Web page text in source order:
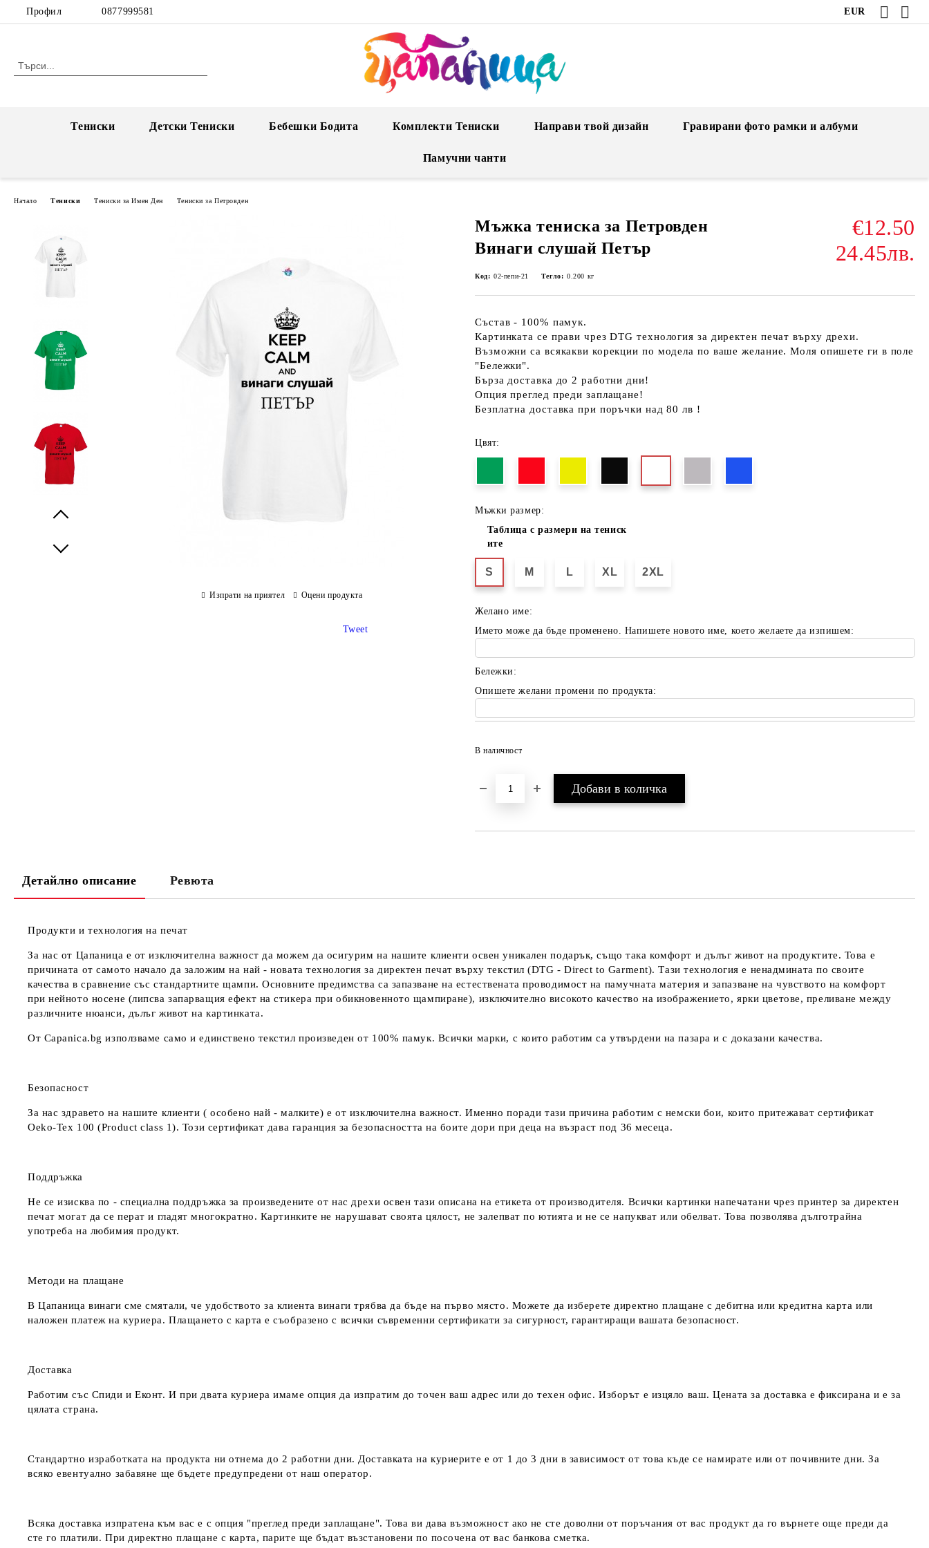
Профил 0877999581 EUR
Тениски Детски Тениски Бебешки Бодита Комплекти Тениски Направи твой дизайн Гравирани фото рамки и албуми
Памучни чанти
Начало Тениски Тениски за Имен Ден Тениски за Петровден
Мъжка тениска за Петровден
Винаги слушай Петър
€12.50
24.45лв.
Код: 02-пепи-21 Тегло: 0.200 кг
Състав - 100% памук.
Картинката се прави чрез DTG технология за директен печат върху дрехи.
Възможни са всякакви корекции по модела по ваше желание. Моля опишете ги в поле
"Бележки".
Бърза доставка до 2 работни дни!
Опция преглед преди заплащане!
Безплатна доставка при поръчки над 80 лв !
Цвят:
Мъжки размер:
Таблица с размери на тениск
ите
S M L XL 2XL
Желано име:
Името може да бъде променено. Напишете новото име, което желаете да изпишем:
Бележки:
Опишете желани промени по продукта:
В наличност
Изпрати на приятел Оцени продукта
Tweet
Детайлно описание Ревюта
Продукти и технология на печат
За нас от Цапаница е от изключителна важност да можем да осигурим на нашите клиенти освен уникален подарък, също така комфорт и дълъг живот на продуктите. Това е
причината от самото начало да заложим на най - новата технология за директен печат върху текстил (DTG - Direct to Garment). Тази технология е ненадмината по своите
качества в сравнение със стандартните щампи. Основните предимства са запазване на естествената проводимост на памучната материя и запазване на чувството на комфорт
при нейното носене (липсва запарващия ефект на стикера при обикновенното щампиране), изключително високото качество на изображението, ярки цветове, преливане между
различните нюанси, дълъг живот на картинката.
От Capanica.bg използваме само и единствено текстил произведен от 100% памук. Всички марки, с които работим са утвърдени на пазара и с доказани качества.
Безопасност
За нас здравето на нашите клиенти ( особено най - малките) е от изключителна важност. Именно поради тази причина работим с немски бои, които притежават сертификат
Oeko-Tex 100 (Product class 1). Този сертификат дава гаранция за безопасността на боите дори при деца на възраст под 36 месеца.
Поддръжка
Не се изисква по - специална поддръжка за произведените от нас дрехи освен тази описана на етикета от производителя. Всички картинки напечатани чрез принтер за директен
печат могат да се перат и гладят многократно. Картинките не нарушават своята цялост, не залепват по ютията и не се напукват или обелват. Това позволява дълготрайна
употреба на любимия продукт.
Методи на плащане
В Цапаница винаги сме смятали, че удобството за клиента винаги трябва да бъде на първо място. Можете да изберете директно плащане с дебитна или кредитна карта или
наложен платеж на куриера. Плащането с карта е съобразено с всички съвременни сертификати за сигурност, гарантиращи вашата безопасност.
Доставка
Работим със Спиди и Еконт. И при двата куриера имаме опция да изпратим до точен ваш адрес или до техен офис. Изборът е изцяло ваш. Цената за доставка е фиксирана и е за
цялата страна.
Стандартно изработката на продукта ни отнема до 2 работни дни. Доставката на куриерите е от 1 до 3 дни в зависимост от това къде се намирате или от почивните дни. За
всяко евентуално забавяне ще бъдете предупредени от наш оператор.
Всяка доставка изпратена към вас е с опция "преглед преди заплащане". Това ви дава възможност ако не сте доволни от поръчания от вас продукт да го върнете още преди да
сте го платили. При директно плащане с карта, парите ще бъдат възстановени по посочена от вас банкова сметка.